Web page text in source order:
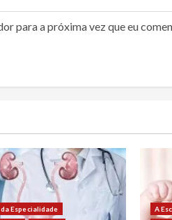
para a próxima vez que eu
Especialidade
A